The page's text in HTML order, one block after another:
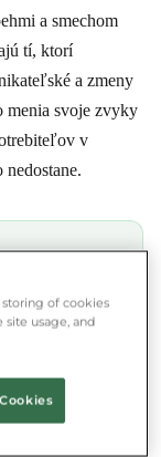
a smechom
tí, ktorí
a zmeny
menia svoje zvyky
v
vo
storing of cookies
site usage, and